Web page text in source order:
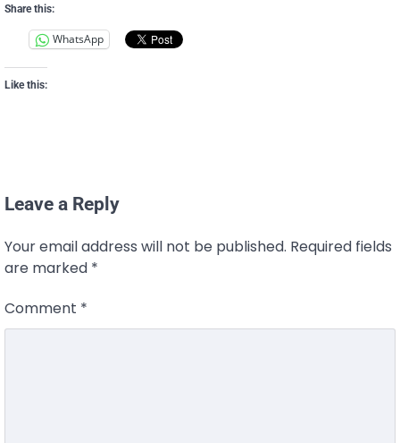
Share this:
WhatsApp
Like this:
Leave a Reply
Your email address will not be published. Required fields
are marked *
Comment *